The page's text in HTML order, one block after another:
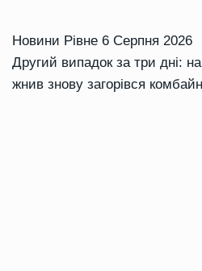
Новини Рівне 6 Серпня 2026
Другий випадок за три дні:
жнив знову загорівся комбайн